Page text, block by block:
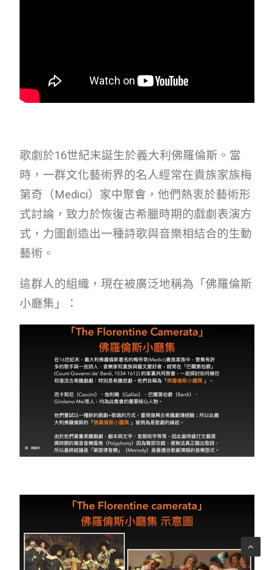
歌劇於16世紀末誕生於義大利佛羅倫斯。當
時，一群文化藝術界的名人經常在貴族家族梅
第奇（Medici）家中聚會，他們熱衷於藝術形
式討論，致力於恢復古希臘時期的戲劇表演方
式，力圖創造出一種詩歌與音樂相結合的生動
藝術。
這群人的組織，現在被廣泛地稱為「佛羅倫斯
小廳集」：